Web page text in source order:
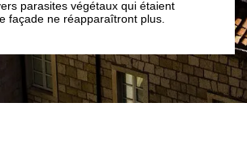
qui étaient
plus.